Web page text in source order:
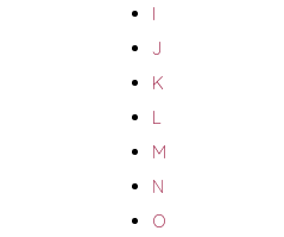
I
J
K
L
M
N
O